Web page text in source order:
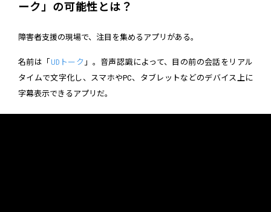
ーク」の可能性とは？
障害者支援の現場で、注目を集めるアプリがある。
名前は「 UDトーク 」。音声認識によって、目の前の会話をリアル
タイムで文字化し、スマホやPC、タブレットなどのデバイス上に
字幕表示できるアプリだ。